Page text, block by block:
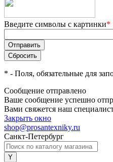
Введите символы с картинки*
* - Поля, обязательные для
Сообщение отправлено
Ваше сообщение успешно
Вами свяжется наш
Закрыть окно
shop@prosantexniky.ru
Санкт-Петербург